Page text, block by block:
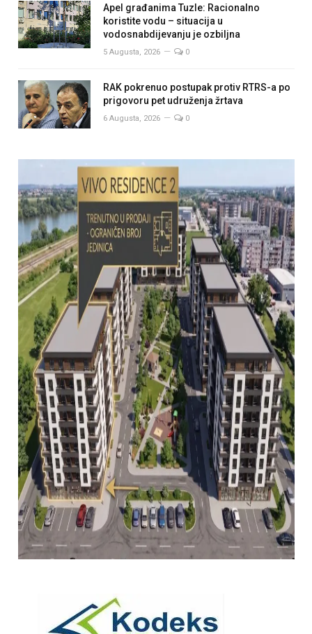
Apel građanima Tuzle: Racionalno
koristite vodu – situacija u
vodosnabdijevanju je ozbiljna
5 Augusta, 2026 0
RAK pokrenuo postupak protiv RTRS-a po
prigovoru pet udruženja žrtava
6 Augusta, 2026 0